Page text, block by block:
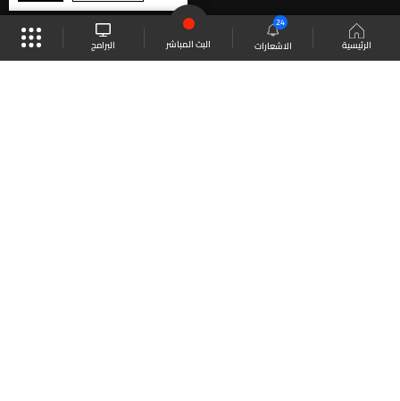
الرئيسية الاشعارات
24
البث المباشر البرامج
موقع البرامج الجدول البث المباشر